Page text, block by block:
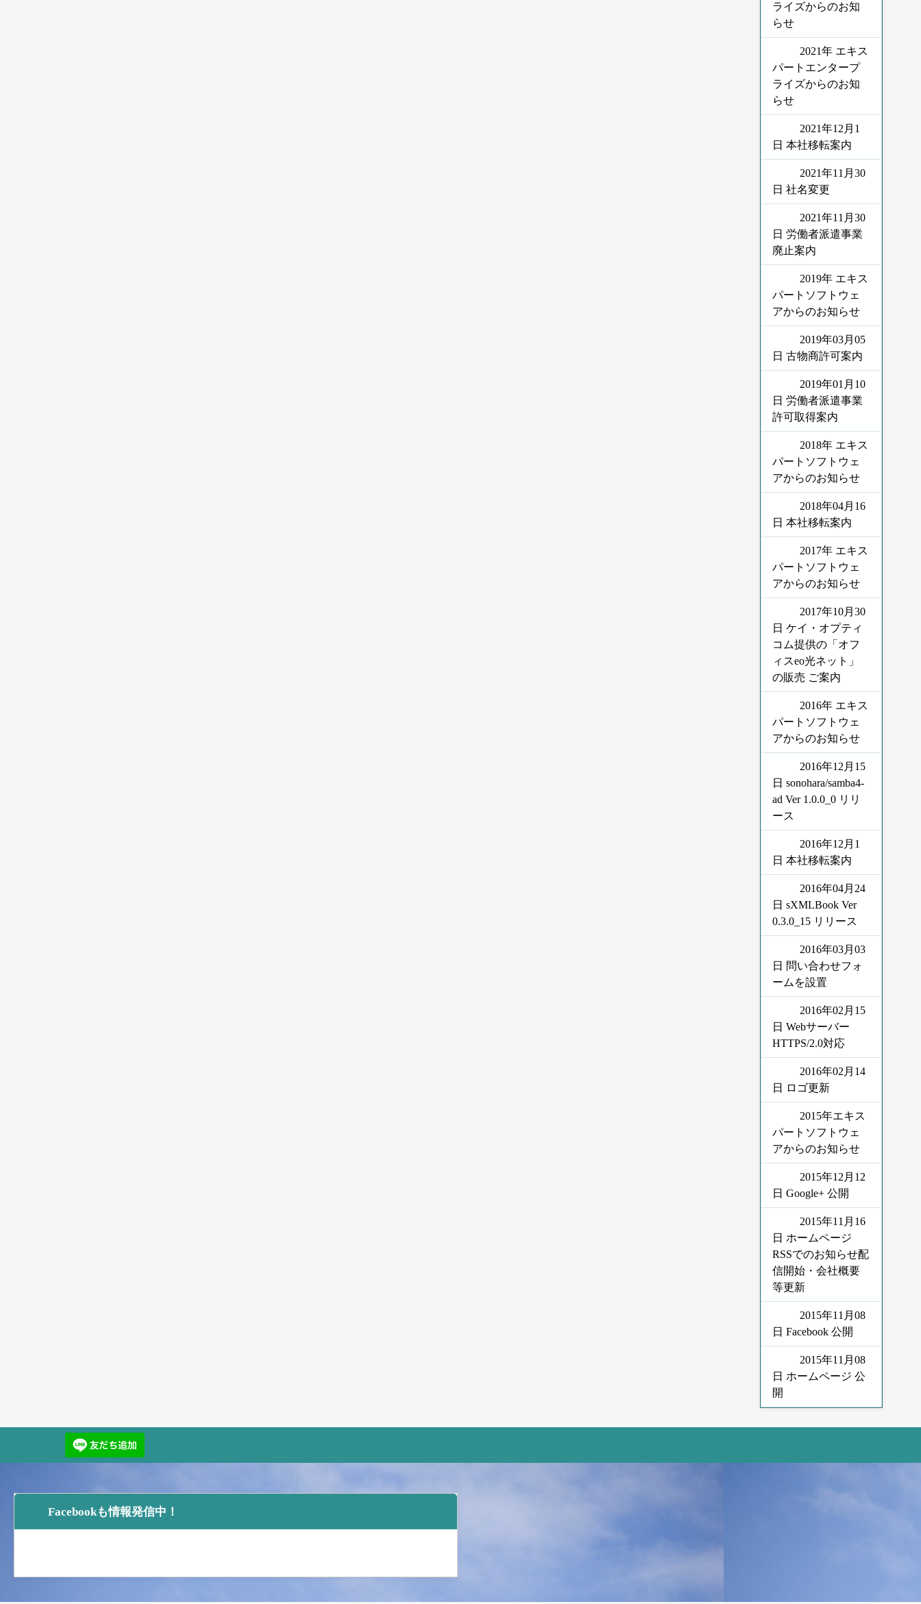
ライズからのお知
らせ
2021年 エキス
パートエンタープ
ライズからのお知
らせ
2021年12月1
日 本社移転案内
2021年11月30
日 社名変更
2021年11月30
日 労働者派遣事業
廃止案内
2019年 エキス
パートソフトウェ
アからのお知らせ
2019年03月05
日 古物商許可案内
2019年01月10
日 労働者派遣事業
許可取得案内
2018年 エキス
パートソフトウェ
アからのお知らせ
2018年04月16
日 本社移転案内
2017年 エキス
パートソフトウェ
アからのお知らせ
2017年10月30
日 ケイ・オプティ
コム提供の「オフ
ィスeo光ネット」
の販売 ご案内
2016年 エキス
パートソフトウェ
アからのお知らせ
2016年12月15
日 sonohara/samba4-
ad Ver 1.0.0_0 リリ
ース
2016年12月1
日 本社移転案内
2016年04月24
日 sXMLBook Ver
0.3.0_15 リリース
2016年03月03
日 問い合わせフォ
ームを設置
2016年02月15
日 Webサーバー
HTTPS/2.0対応
2016年02月14
日 ロゴ更新
2015年エキス
パートソフトウェ
アからのお知らせ
2015年12月12
日 Google+ 公開
2015年11月16
日 ホームページ
RSSでのお知らせ配
信開始・会社概要
等更新
2015年11月08
日 Facebook 公開
2015年11月08
日 ホームページ 公
開
Facebookも情報発信中！